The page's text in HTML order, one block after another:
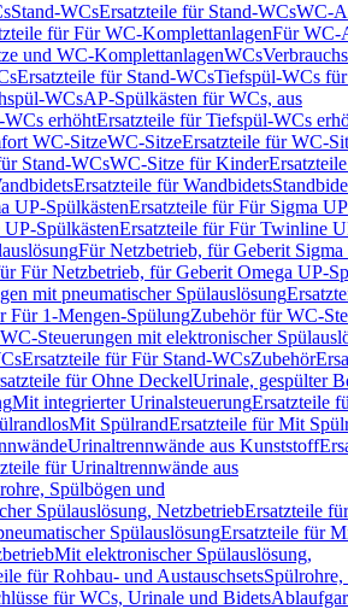
Stand-WCsErsatzteile für Stand-WCsWC-
für Für WC-KomplettanlagenFür WC-
und WC-KomplettanlagenWCs
Ersatzteile für Stand-WCsTiefspül-WCs
WCsAP-Spülkästen für WCs, aus
erhöhtErsatzteile für Tiefspül-WCs
WC-SitzeWC-SitzeErsatzteile für WC-
Stand-WCsWC-Sitze für Kinder
Ersatzteile für Wandbidets
UP-SpülkästenErsatzteile für Für Sigma
SpülkästenErsatzteile für Für Twinline
Für Netzbetrieb, für Geberit
Für Netzbetrieb, für Geberit Omega UP-
mit pneumatischer Spülauslösung
Für 1-Mengen-SpülungZubehör für WC-
Steuerungen mit elektronischer
Ersatzteile für Für Stand-WCsZubehör
für Ohne DeckelUrinale, gespülter
Mit integrierter UrinalsteuerungErsatzteile
Mit SpülrandErsatzteile für Mit
Urinaltrennwände aus Kunststoff
für Urinaltrennwände aus
Spülbögen und
Spülauslösung, NetzbetriebErsatzteile
SpülauslösungErsatzteile für
Mit elektronischer Spülauslösung,
für Rohbau- und Austauschsets
für WCs, Urinale und Bidets